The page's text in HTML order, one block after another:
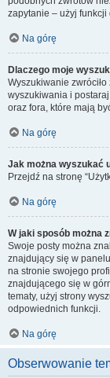
zapytanie – użyj
Na górę
Dlaczego moje
Wyszukiwanie
wyszukiwania i
oraz fora, które mają
Na górę
Jak można wyszukać
Przejdź na stronę
Na górę
W jaki sposób można
Swoje posty można
znajdujący się w
na stronie swojego
znajdującego się w
tematy, użyj strony
odpowiednich funkcji.
Na górę
Obserwowanie